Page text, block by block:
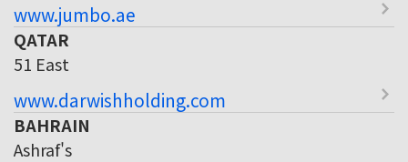
www.jumbo.ae
QATAR
51 East
www.darwishholding.com
BAHRAIN
Ashraf's